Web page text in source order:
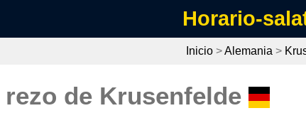
Horario-
Inicio>Alemania >
de Krusenfelde